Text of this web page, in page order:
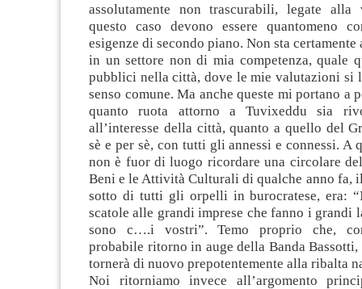
assolutamente non trascurabili, legate
questo caso devono essere quantomeno
esigenze di secondo piano. Non sta
in un settore non di mia competenza, quale
pubblici nella città, dove le mie valutazioni si
senso comune. Ma anche queste mi portano a
quanto ruota attorno a Tuvixeddu sia
all’interesse della città, quanto a quello del
sè e per sè, con tutti gli annessi e connessi. A
non è fuor di luogo ricordare una circolare
Beni e le Attività Culturali di qualche anno fa,
sotto di tutti gli orpelli in burocratese, era:
scatole alle grandi imprese che fanno i grandi
sono c….i vostri”. Temo proprio che,
probabile ritorno in auge della Banda Bassotti,
tornerà di nuovo prepotentemente alla ribalta
Noi ritorniamo invece all’argomento